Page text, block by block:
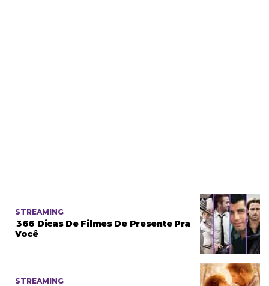
STREAMING
366 Dicas De Filmes De Presente Pra
Você
STREAMING